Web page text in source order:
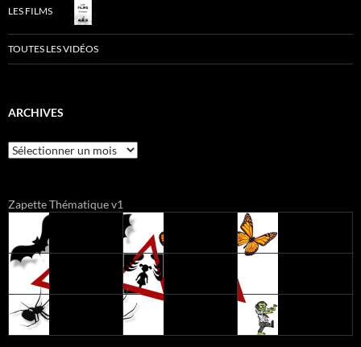
LES FILMS
TOUTES LES VIDÉOS
ARCHIVES
Archives
Zapette Thématique v1